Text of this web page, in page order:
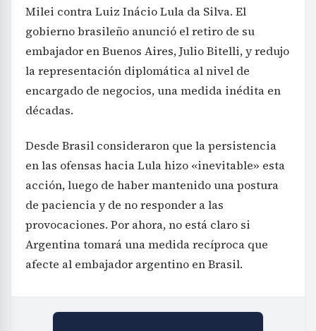
Milei contra Luiz Inácio Lula da Silva. El
gobierno brasileño anunció el retiro de su
embajador en Buenos Aires, Julio Bitelli, y redujo
la representación diplomática al nivel de
encargado de negocios, una medida inédita en
décadas.
Desde Brasil consideraron que la persistencia
en las ofensas hacia Lula hizo «inevitable» esta
acción, luego de haber mantenido una postura
de paciencia y de no responder a las
provocaciones. Por ahora, no está claro si
Argentina tomará una medida recíproca que
afecte al embajador argentino en Brasil.